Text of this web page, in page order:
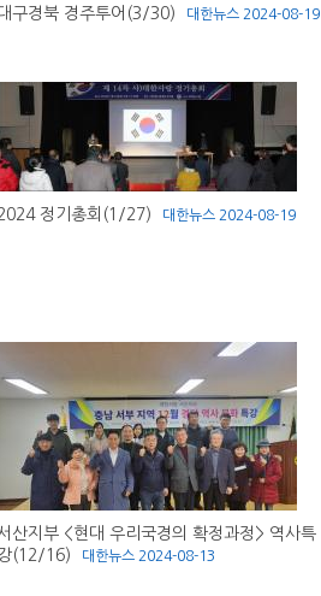
구경북 경주투어(3/30) 대한뉴스2024-08-19
정기총회(1/27) 대한뉴스2024-08-19
산지부 <현대 우리국경의 확정과정> 역사특
(12/16)
대한뉴스2024-08-13